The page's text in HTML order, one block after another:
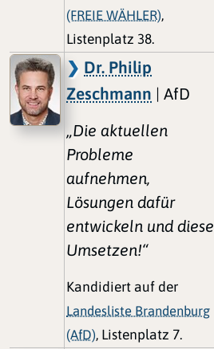
(FREIE WÄHLER),
Listenplatz 38.
Dr. Philip
Zeschmann | AfD
„Die aktuellen
Probleme
aufnehmen,
Lösungen dafür
entwickeln und diese
Umsetzen!“
Kandidiert auf der
Landesliste Brandenburg
(AfD), Listenplatz 7.